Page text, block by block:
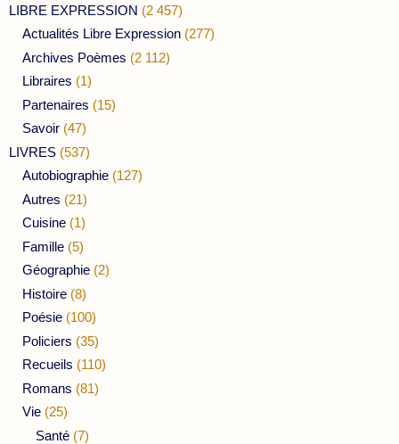
LIBRE EXPRESSION (2 457)
Actualités Libre Expression (277)
Archives Poèmes (2 112)
Libraires (1)
Partenaires (15)
Savoir (47)
LIVRES (537)
Autobiographie (127)
Autres (21)
Cuisine (1)
Famille (5)
Géographie (2)
Histoire (8)
Poésie (100)
Policiers (35)
Recueils (110)
Romans (81)
Vie (25)
Santé (7)